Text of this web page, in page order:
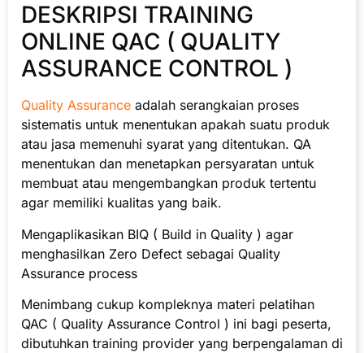
DESKRIPSI TRAINING
ONLINE QAC ( QUALITY
ASSURANCE CONTROL )
Quality Assurance adalah serangkaian proses
sistematis untuk menentukan apakah suatu produk
atau jasa memenuhi syarat yang ditentukan. QA
menentukan dan menetapkan persyaratan untuk
membuat atau mengembangkan produk tertentu
agar memiliki kualitas yang baik.
Mengaplikasikan BIQ ( Build in Quality ) agar
menghasilkan Zero Defect sebagai Quality
Assurance process
Menimbang cukup kompleknya materi pelatihan
QAC ( Quality Assurance Control ) ini bagi peserta,
dibutuhkan training provider yang berpengalaman di